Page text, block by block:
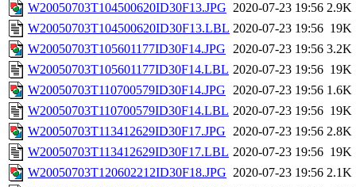
W20050703T104500620ID30F13.JPG 2020-07-23 19:56 2.9K
W20050703T104500620ID30F13.LBL 2020-07-23 19:56 19K
W20050703T105601177ID30F14.JPG 2020-07-23 19:56 3.2K
W20050703T105601177ID30F14.LBL 2020-07-23 19:56 19K
W20050703T110700579ID30F14.JPG 2020-07-23 19:56 1.6K
W20050703T110700579ID30F14.LBL 2020-07-23 19:56 19K
W20050703T113412629ID30F17.JPG 2020-07-23 19:56 2.8K
W20050703T113412629ID30F17.LBL 2020-07-23 19:56 19K
W20050703T120602212ID30F18.JPG 2020-07-23 19:56 2.1K